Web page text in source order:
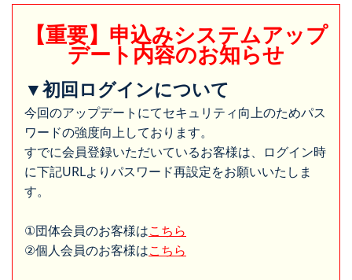
【重要】申込みシステムアップ
デート内容のお知らせ
▼初回ログインについて
今回のアップデートにてセキュリティ向上のためパス
ワードの強度向上しております。
すでに会員登録いただいているお客様は、ログイン時
に下記URLよりパスワード再設定をお願いいたしま
す。
①団体会員のお客様はこちら
②個人会員のお客様はこちら